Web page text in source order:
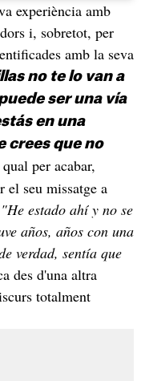
experiència amb
i, sobretot, per
amb la seva
no te lo van a
ser una vía
en una
crees que no
per acabar,
el seu missatge a
"He estado ahí y no se
años, años con una
verdad, sentía que
des d'una altra
totalment